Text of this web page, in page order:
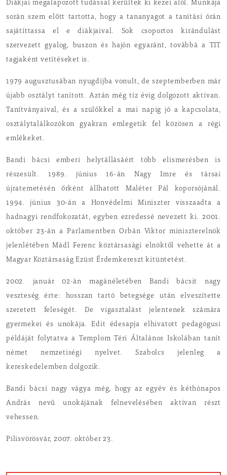
Diákjai megalapozott tudással kerültek ki kezei alól. Munkája
során szem előtt tartotta, hogy a tananyagot a tanítási órán
sajátíttassa el e diákjaival. Sok csoportos kirándulást
szervezett gyalog, buszon és hajón egyaránt, továbbá a TIT
tagjaként vetítéseket is.
1979 augusztusában nyugdíjba vonult, de szeptemberben már
újabb osztályt tanított. Aztán még tíz évig dolgozott aktívan.
Tanítványaival, és a szülőkkel a mai napig jó a kapcsolata,
osztálytalálkozókon gyakran emlegetik fel közösen a régi
emlékeket.
Bandi bácsi emberi helytállásáért több elismerésben is
részesült. 1989. június 16-án Nagy Imre és társai
újratemetésén őrként állhatott Maléter Pál koporsójánál.
1994. június 30-án a Honvédelmi Miniszter visszaadta a
hadnagyi rendfokozatát, egyben ezredessé nevezett ki. 2001.
október 23-án a Parlamentben Orbán Viktor miniszterelnök
jelenlétében Mádl Ferenc köztársasági elnöktől vehette át a
Magyar Köztársaság Ezüst Érdemkereszt kitüntetést.
2002. január 02-án magánéletében Bandi bácsit nagy
veszteség érte: hosszan tartó betegsége után elveszítette
szeretett feleségét. De vigasztalást jelentenek számára
gyermekei és unokája. Edit édesapja elhivatott pedagógusi
példáját folytatva a Templom Téri Általános Iskolában tanít
német nemzetiségi nyelvet. Szabolcs jelenleg a
kereskedelemben dolgozik.
Bandi bácsi nagy vágya még, hogy az egyév és kéthónapos
András nevű unokájának felnevelésében aktívan részt
vehessen.
Pilisvörösvár, 2007. október 23.